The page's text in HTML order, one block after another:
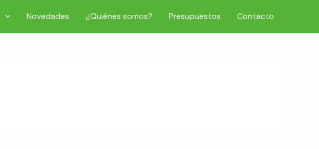
Novedades ¿Quiénes somos? Presupuestos Contacto